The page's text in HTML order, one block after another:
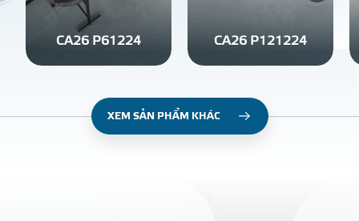
CA26 P61224 CA26 P121224
XEM SẢN PHẨM KHÁC